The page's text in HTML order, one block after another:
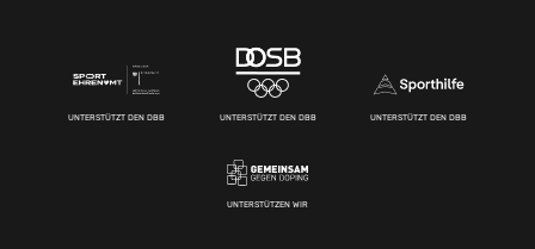
UNTERSTÜTZT DEN DBB UNTERSTÜTZT DEN DBB UNTERSTÜTZT DEN DBB
UNTERSTÜTZEN WIR